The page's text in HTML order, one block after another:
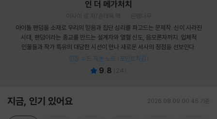
인 더 메가처치
아사이 료 저/송태욱 역
은행나무
아이돌 팬덤을 소재로 우리의 믿음과 집단 심리를 파고드는 문제작. 신이 사라진
시대, 팬덤이라는 종교를 만드는 설계자와 열혈 신도, 음모론자까지. 입체적
인물들과 작가 특유의 대담한 시선이 만나 새로운 서사의 정점을 선보인다.
양장 누드 제본 노트 (포인트차감)
9.8 24
지금, 인기 있어요 2026.08.09 00:45 기준